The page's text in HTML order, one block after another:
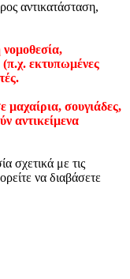
αντικατάσταση,
(π.χ. εκτυπωμένες
μαχαίρια, σουγιάδες,
αντικείμενα
σχετικά με τις
να διαβάσετε